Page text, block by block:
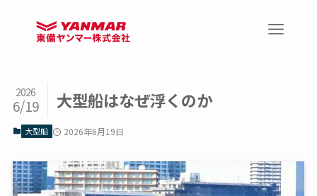
大型船はなぜ浮くのか
2026
6/19
大型船 2026年6月19日